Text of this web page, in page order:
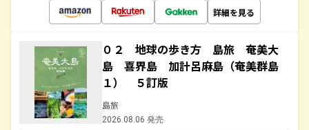
詳細を見る
０２ 地球の歩き方 島旅 奄美大
島 喜界島 加計呂麻島（奄美群島
１） ５訂版
島旅
2026.08.06 発売